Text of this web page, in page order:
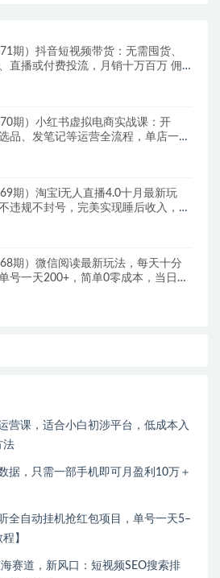
期）抖音短视频带货：无需囤货、
直播或付费投流，月销十万百万 佣
期）小红书虚拟电商实战课：开
品、发笔记等运营全流程，单店一天
期）淘宝i无人直播4.0十月最新玩
违规不封号，完美实现睡后收入，日
期）微信阅读最新玩法，每天十分
号一天200+，简单0零成本，当日提
营课，适合小白初涉平台，低成本入
法
据，只需一部手机即可月盈利10万＋
全自动挂机抢红包项目，单号一天5–
】
赛道，新风口：短视频SEO搜索排